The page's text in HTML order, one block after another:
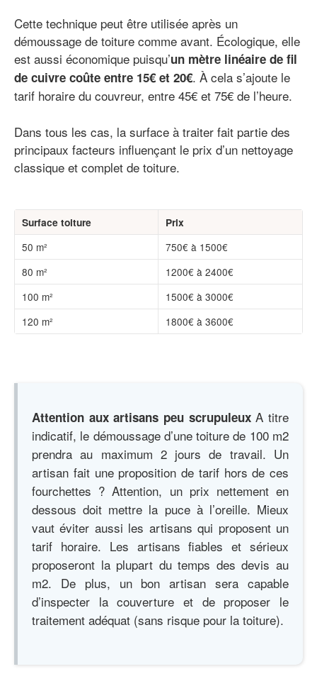
Cette technique peut être utilisée après un
démoussage de toiture comme avant. Écologique, elle
est aussi économique puisqu’un mètre linéaire de fil
de cuivre coûte entre 15€ et 20€. À cela s’ajoute le
tarif horaire du couvreur, entre 45€ et 75€ de l’heure.
Dans tous les cas, la surface à traiter fait partie des
principaux facteurs influençant le prix d’un nettoyage
classique et complet de toiture.
Surface toiture
Prix
50 m²
750€ à 1500€
80 m²
1200€ à 2400€
100 m²
1500€ à 3000€
120 m²
1800€ à 3600€
Attention aux artisans peu scrupuleuxA titre
indicatif, le démoussage d’une toiture de 100 m2
prendra au maximum 2 jours de travail. Un
artisan fait une proposition de tarif hors de ces
fourchettes ? Attention, un prix nettement en
dessous doit mettre la puce à l’oreille. Mieux
vaut éviter aussi les artisans qui proposent un
tarif horaire. Les artisans fiables et sérieux
proposeront la plupart du temps des devis au
m2. De plus, un bon artisan sera capable
d’inspecter la couverture et de proposer le
traitement adéquat (sans risque pour la toiture).